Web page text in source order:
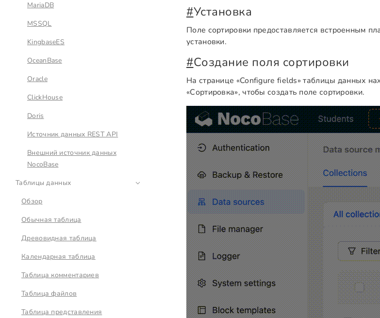
MariaDB
MSSQL
KingbaseES
OceanBase
Oracle
ClickHouse
Doris
Источник данных REST API
Внешний источник данных
NocoBase
Таблицы данных
Обзор
Обычная таблица
Древовидная таблица
Календарная таблица
Таблица комментариев
Таблица файлов
Таблица представления
#Установка
Поле сортировки предоставляется встроенным
установки.
#Создание поля сортировки
На странице «Configure fields» таблицы данных
«Сортировка», чтобы создать поле сортировки.